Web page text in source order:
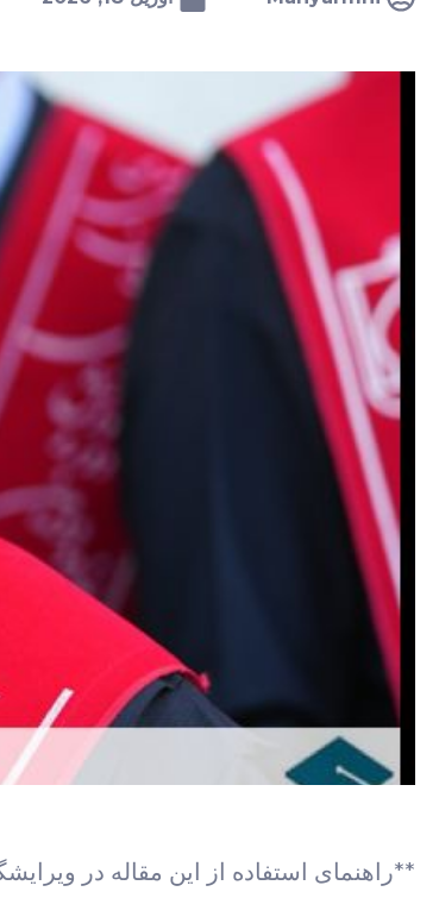
**راهنمای استفاده از این مقاله در